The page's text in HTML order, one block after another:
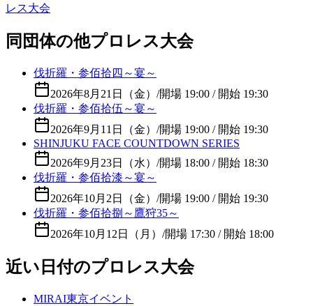
レス大会
同団体の他プロレス大会
伐折羅・参佰拾四～宴～
2026年8月21日（金） /開場 19:00 / 開始 19:30
伐折羅・参佰拾伍～宴～
2026年9月11日（金） /開場 19:00 / 開始 19:30
SHINJUKU FACE COUNTDOWN SERIES
2026年9月23日（水） /開場 18:00 / 開始 18:30
伐折羅・参佰拾漆～宴～
2026年10月2日（金） /開場 19:00 / 開始 19:30
伐折羅・参佰拾捌～鷹狩35～
2026年10月12日（月） /開場 17:30 / 開始 18:00
近い日付のプロレス大会
MIRAI東京イベント